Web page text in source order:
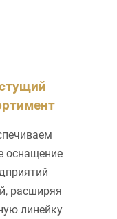
оснащение
расширяя
линейку